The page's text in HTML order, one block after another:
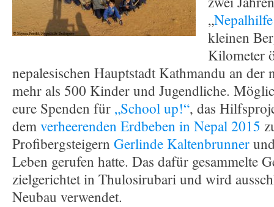
„
kleinen
Kilometer
nepalesischen Hauptstadt Kathmandu an der
mehr als 500 Kinder und Jugendliche.
eure Spenden für „School up!“, das
demverheerenden Erdbeben in Nepal 2015
Profibergsteigern Gerlinde Kaltenbrunner
Leben gerufen hatte. Das dafür gesammelte
zielgerichtet in Thulosirubari und wird
Neubau verwendet.